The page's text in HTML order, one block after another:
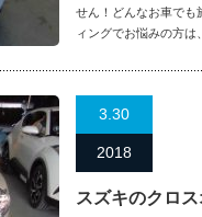
せん！どんなお車でも
ィングでお悩みの方は
3.30
2018
スズキのクロ